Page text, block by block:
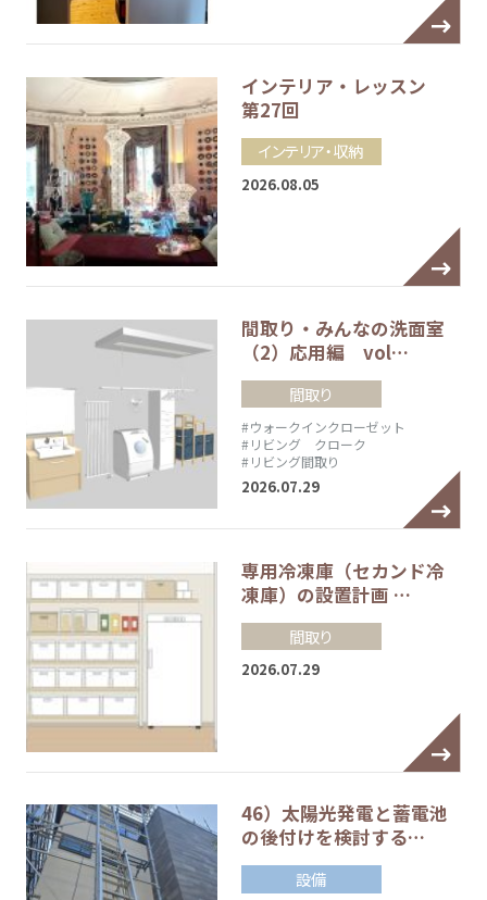
インテリア・レッスン
第27回
インテリア・収納
2026.08.05
間取り・みんなの洗面室
（2）応用編 vol…
間取り
#ウォークインクローゼット
#リビング クローク
#リビング間取り
2026.07.29
専用冷凍庫（セカンド冷
凍庫）の設置計画 …
間取り
2026.07.29
46）太陽光発電と蓄電池
の後付けを検討する…
設備